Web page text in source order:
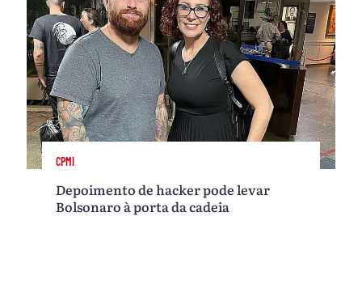
CPMI
Depoimento de hacker pode levar
Bolsonaro à porta da cadeia